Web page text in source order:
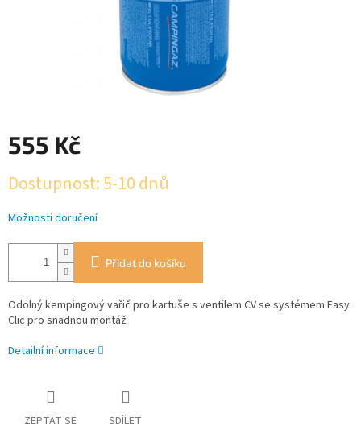
555 Kč
cena:
Dostupnost: 5-10 dnů
Možnosti doručení
Přidat do košíku
Odolný kempingový vařič pro kartuše s ventilem CV se systémem Easy
Clic pro snadnou montáž
Detailní informace
ZEPTAT SE SDÍLET